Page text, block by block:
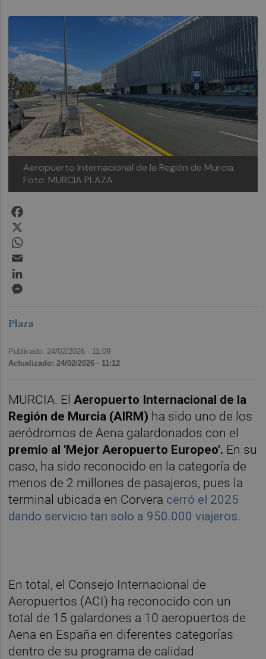
Aeropuerto Internacional de la Región de Murcia.
Foto: MURCIA PLAZA
Plaza
Publicado: 24/02/2026 · 11:09
Actualizado: 24/02/2026 · 11:12
MURCIA. ElAeropuerto Internacional de la
Región de Murcia (AIRM) ha sido uno de los
aeródromos de Aena galardonados con el
premio al 'Mejor Aeropuerto Europeo'. En su
caso, ha sido reconocido en la categoría de
menos de 2 millones de pasajeros, pues la
terminal ubicada en Corvera cerró el 2025
dando servicio tan solo a 950.000 viajeros.
En total, el Consejo Internacional de
Aeropuertos (ACI) ha reconocido con un
total de 15 galardones a 10 aeropuertos de
Aena en España en diferentes categorías
dentro de su programa de calidad